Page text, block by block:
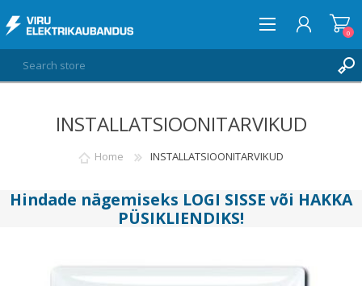
LOG IN
0
0
INSTALLATSIOONITARVIKUD
Home INSTALLATSIOONITARVIKUD
Hindade nägemiseks LOGI SISSE või HAKKA
PÜSIKLIENDIKS!